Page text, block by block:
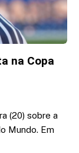
na Copa
(20) sobre a
Mundo. Em